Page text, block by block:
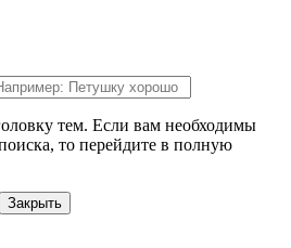
тем. Если вам необходимы
то перейдите в полную
Закрыть